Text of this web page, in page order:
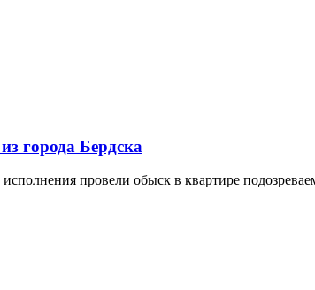
города Бердска
провели обыск в квартире